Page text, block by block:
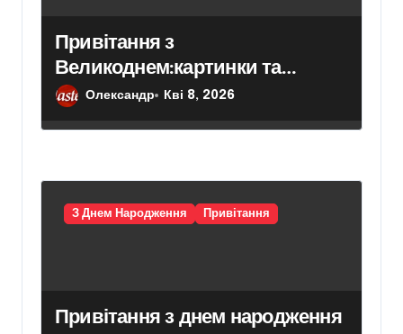
Привітання з
Великоднем:картинки та
найщиріші побажання для
Олександр Кві 8, 2026
З Днем Народження Привітання
Привітання з днем народження